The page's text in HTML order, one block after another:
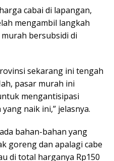
cabai di lapangan,
mengambil langkah
bersubsidi di
sekarang ini tengah
pasar murah ini
mengantisipasi
naik ini,” jelasnya.
bahan-bahan yang
goreng dan apalagi cabe
di total harganya Rp150